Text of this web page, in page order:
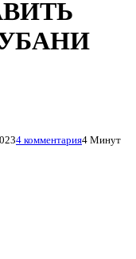
4 комментария4 Минут